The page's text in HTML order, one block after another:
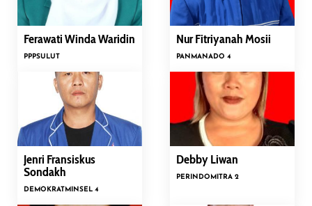
Ferawati Winda Waridin
PPPSULUT
Nur Fitriyanah Mosii
PAN MANADO 4
Jenri Fransiskus
Sondakh
DEMOKRAT MINSEL 4
Debby Liwan
PERINDOMITRA 2